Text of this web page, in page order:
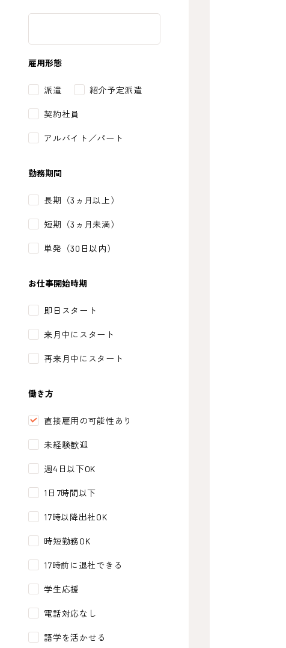
雇用形態
派遣 紹介予定派遣
契約社員
アルバイト／パート
勤務期間
長期（3ヵ月以上）
短期（3ヵ月未満）
単発（30日以内）
お仕事開始時期
即日スタート
来月中にスタート
再来月中にスタート
働き方
直接雇用の可能性あり
未経験歓迎
週4日以下OK
1日7時間以下
17時以降出社OK
時短勤務OK
17時前に退社できる
学生応援
電話対応なし
語学を活かせる